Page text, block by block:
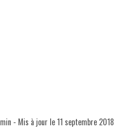
- Mis à jour le11 septembre 2018